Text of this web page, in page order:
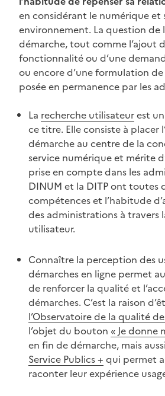
en considérant le numérique et
environnement. La question de
démarche, tout comme l’ajout
fonctionnalité ou d’une
ou encore d’une formulation
posée en permanence par les
La recherche utilisateurest
ce titre. Elle consiste à placer
démarche au centre de la
service numérique et mérite
prise en compte dans les
DINUM et la DITP ont toutes
compétences et l’habitude
des administrations à travers
utilisateur.
Connaître la perception des
démarches en ligne permet
de renforcer la qualité et
démarches. C’est la raison
l’Observatoire de la qualité
l’objet du bouton « Je donne
en fin de démarche, mais
Service Publics + qui permet
raconter leur expérience